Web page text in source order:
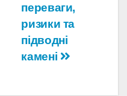
переваги,
ризики та
підводні
камені